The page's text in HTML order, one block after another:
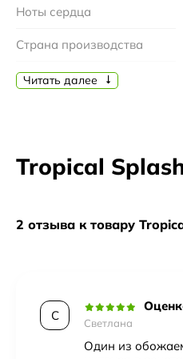
воспоминания. Обладая
Ноты сердца
Страна производства
Бренд
Время суток
Читать далее
Tropical
2 отзыва к товару
С Светлана
Один из